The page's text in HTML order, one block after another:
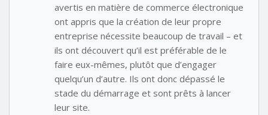
avertis en matière de commerce électronique
ont appris que la création de leur propre
entreprise nécessite beaucoup de travail – et
ils ont découvert qu’il est préférable de le
faire eux-mêmes, plutôt que d’engager
quelqu’un d’autre. Ils ont donc dépassé le
stade du démarrage et sont prêts à lancer
leur site.